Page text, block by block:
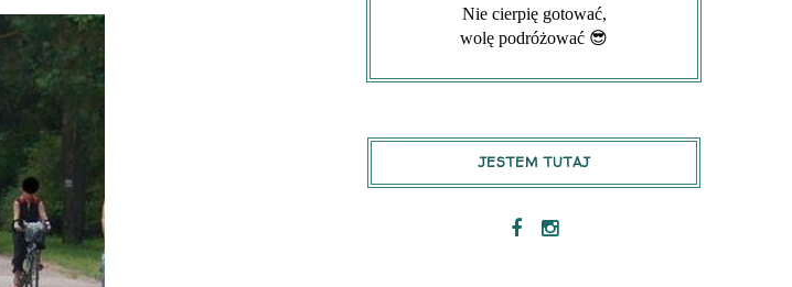
Nie cierpię gotować,
wolę podróżować 😎
JESTEM TUTAJ